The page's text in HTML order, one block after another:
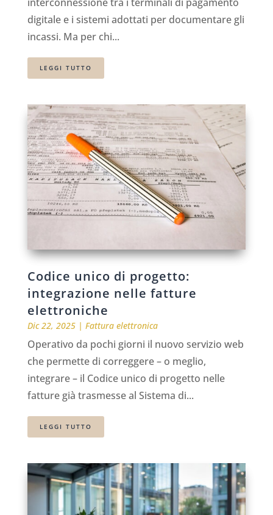
digitale e i sistemi adottati per documentare gli
incassi. Ma per chi...
LEGGI TUTTO
Codice unico di progetto:
integrazione nelle fatture
elettroniche
Dic 22, 2025| Fattura elettronica
Operativo da pochi giorni il nuovo servizio web
che permette di correggere – o meglio,
integrare – il Codice unico di progetto nelle
fatture già trasmesse al Sistema di...
LEGGI TUTTO